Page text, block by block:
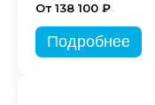
От 138 100 ₽
Подробнее